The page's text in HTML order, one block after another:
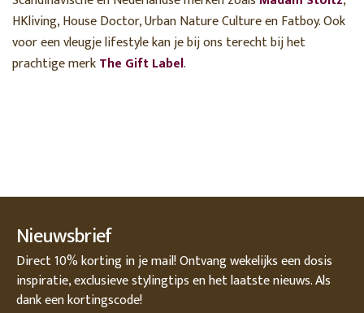
HKliving, House Doctor, Urban Nature Culture en Fatboy. Ook
voor een vleugje lifestyle kan je bij ons terecht bij het
prachtige merkThe Gift Label.
Nieuwsbrief
Direct 10% korting in je mail! Ontvang wekelijks een dosis
inspiratie, exclusieve stylingtips en het laatste nieuws. Als
dank een kortingscode!